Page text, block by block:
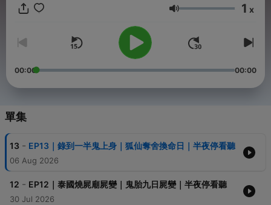
音量 1 x
00:00 00:00
單集
13 - EP13｜錄到一半鬼上身｜狐仙奪舍換命日｜半夜停看聽
06 Aug 2026
12 - EP12｜泰國燒屍廟屍變｜鬼胎九日屍變｜半夜停看聽
30 Jul 2026